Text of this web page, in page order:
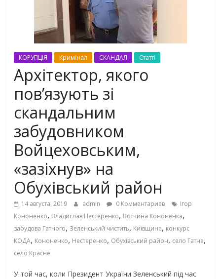
КОРУПЦІЯ Кримінал СКАНДАЛ Статті
Архітектор, якого
пов’язують зі
скандальним
забудовником
Войцеховським,
«зазіхнув» на
Обухівський район
14 августа, 2019 admin 0 Комментариев
Ігор
Кононенко, Владислав Нестеренко, Вотчина Кононенка,
забудова Гатного, Зеленський чистить, Київщина, конкурс
КОДА, Кононенко, Нестеренко, Обухівський район, село Гатне,
село Красне
У той час, коли Президент України Зеленський під час